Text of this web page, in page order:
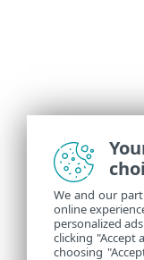
We and our
online
personalized
clicking "Accept
choosing